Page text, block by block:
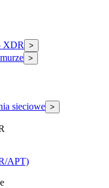
XDR >
>
sieciowe >
APT)